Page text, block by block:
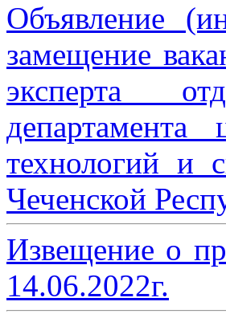
Объявление
замещение
эксперта
департамента
технологий и
Чеченской
Извещение о
14.06.2022г.